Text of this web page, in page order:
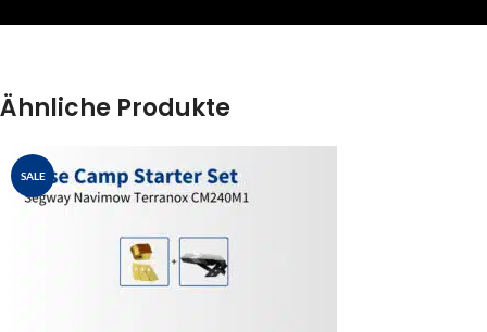
Ähnliche Produkte
SALE